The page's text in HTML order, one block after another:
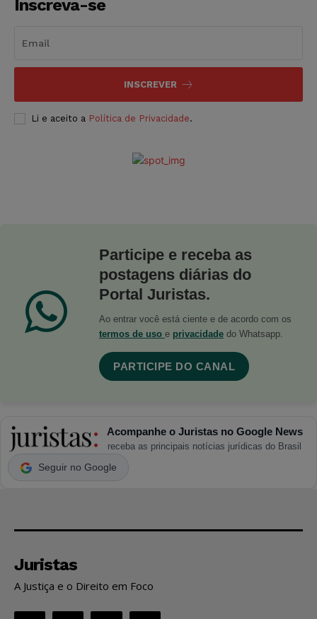
Inscreva-se
INSCREVER
Li e aceito a Política de Privacidade.
Participe e receba as
postagens diárias do
Portal Juristas.
Ao entrar você está ciente e de acordo com os
termos de uso e privacidade do Whatsapp.
PARTICIPE DO CANAL
Acompanhe o Juristas no Google News
receba as principais notícias jurídicas do Brasil
Seguir no Google
Juristas
A Justiça e o Direito em Foco